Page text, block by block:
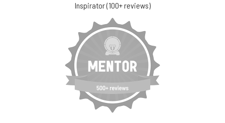
Inspirator (100+ reviews)